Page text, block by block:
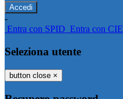
-
Entra con SPID Entra con CIE
Seleziona utente
button close ×